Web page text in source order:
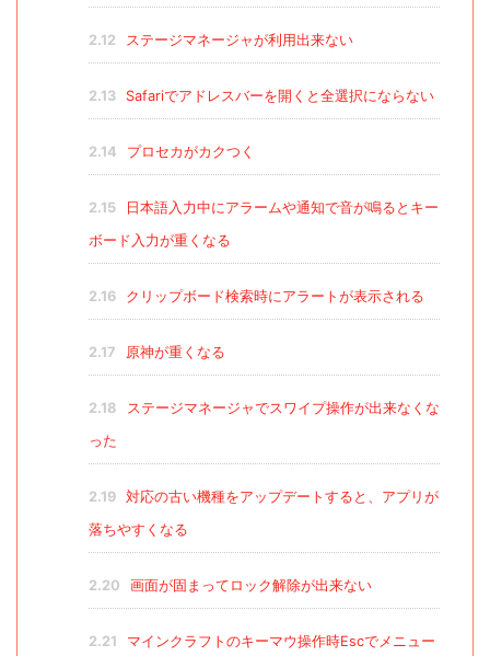
2.12 ステージマネージャが利用出来ない
2.13 Safariでアドレスバーを開くと全選択にならない
2.14 プロセカがカクつく
2.15
日本語入力中にアラームや通知で音が鳴るとキー
ボード入力が重くなる
2.16 クリップボード検索時にアラートが表示される
2.17 原神が重くなる
2.18
ステージマネージャでスワイプ操作が出来なくな
った
2.19
対応の古い機種をアップデートすると、アプリが
落ちやすくなる
2.20 画面が固まってロック解除が出来ない
2.21 マインクラフトのキーマウ操作時Escでメニュー